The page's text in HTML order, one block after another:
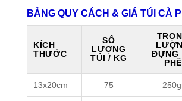
BẢNG QUY CÁCH & GIÁ TÚI CÀ
KÍCH
THƯỚC
SỐ
LƯỢNG
TÚI / KG
ĐỰNG
PHÊ
13x20cm 75